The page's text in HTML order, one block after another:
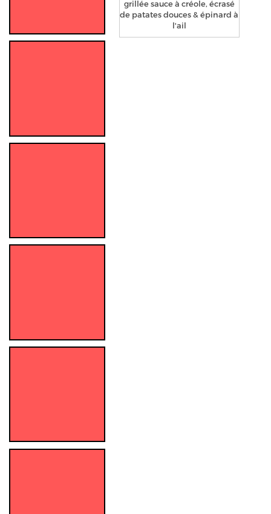
grillée sauce à créole, écrasé
de patates douces & épinard à
l'ail